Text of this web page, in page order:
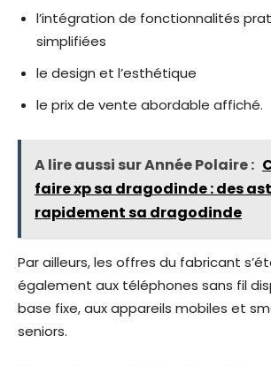
l’intégration de fonctionnalités
simplifiées
le design et l’esthétique
le prix de vente abordable affiché.
A lire aussi sur Année Polaire :
faire xp sa dragodinde : des
rapidement sa dragodinde
Par ailleurs, les offres du fabricant
également aux téléphones sans fil
base fixe, aux appareils mobiles et
seniors.